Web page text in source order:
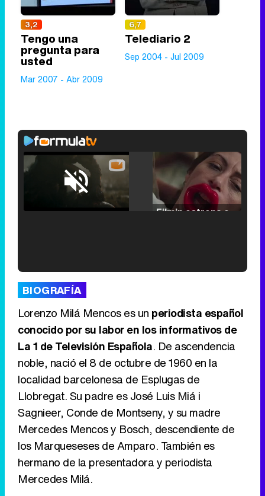
3,2
Tengo una
pregunta para
usted
Mar 2007 - Abr 2009
6,7
Telediario 2
Sep 2004 - Jul 2009
Unmute /
Tráiler de '33 días', la nueva serie de Atresplayer con Julián Villagrán y José Manuel Poga
BIOGRAFÍA
Lorenzo Milá Mencos es un periodista español
conocido por su labor en los informativos de
La 1 de Televisión Española. De ascendencia
noble, nació el 8 de octubre de 1960 en la
localidad barcelonesa de Esplugas de
Llobregat. Su padre es José Luis Miá i
Sagnieer, Conde de Montseny, y su madre
Mercedes Mencos y Bosch, descendiente de
los Marqueseses de Amparo. También es
hermano de la presentadora y periodista
Mercedes Milá.